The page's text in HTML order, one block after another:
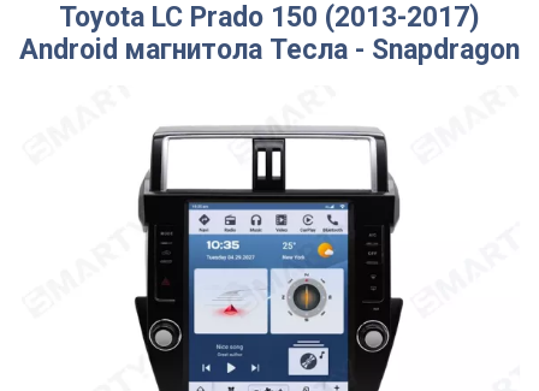
Toyota LC Prado 150 (2013-2017)
Android магнитола Тесла - Snapdragon